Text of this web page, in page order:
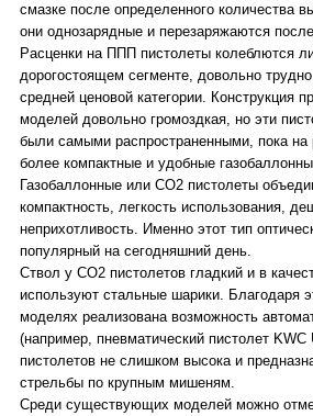
смазке после определенного количества
они однозарядные и перезаряжаются
Расценки на ППП пистолеты колеблются
дорогостоящем сегменте, довольно
средней ценовой категории. Конструкция
моделей довольно громоздкая, но эти
были самыми распространенными, пока на
более компактные и удобные
Газобаллонные или СО2 пистолеты
компактность, легкость использования,
неприхотливость. Именно этот тип
популярный на сегодняшний день.
Ствол у СО2 пистолетов гладкий и в
используют стальные шарики. Благодаря
моделях реализована возможность
(например, пневматический пистолет KWC
пистолетов не слишком высока и
стрельбы по крупным мишеням.
Среди существующих моделей можно